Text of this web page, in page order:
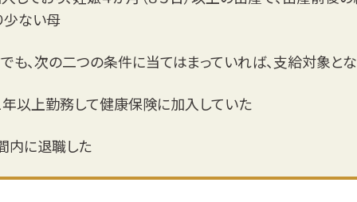
少ない母
、次の二つの条件に当てはまっていれば、支給対象とな
年以上勤務して健康保険に加入していた
内に退職した